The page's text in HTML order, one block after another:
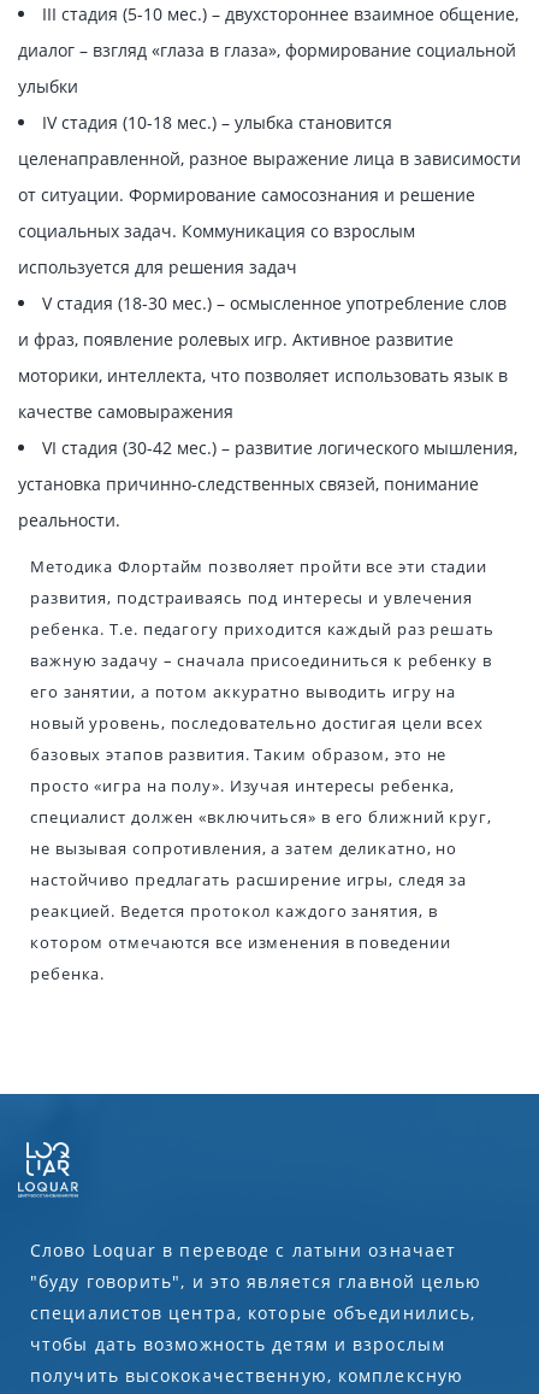
III стадия (5-10 мес.) – двухстороннее взаимное общение,
диалог – взгляд «глаза в глаза», формирование социальной
улыбки
IV стадия (10-18 мес.) – улыбка становится
целенаправленной, разное выражение лица в зависимости
от ситуации. Формирование самосознания и решение
социальных задач. Коммуникация со взрослым
используется для решения задач
V стадия (18-30 мес.) – осмысленное употребление слов
и фраз, появление ролевых игр. Активное развитие
моторики, интеллекта, что позволяет использовать язык в
качестве самовыражения
VI стадия (30-42 мес.) – развитие логического мышления,
установка причинно-следственных связей, понимание
реальности.
Методика Флортайм позволяет пройти все эти стадии
развития, подстраиваясь под интересы и увлечения
ребенка. Т.е. педагогу приходится каждый раз решать
важную задачу – сначала присоединиться к ребенку в
его занятии, а потом аккуратно выводить игру на
новый уровень, последовательно достигая цели всех
базовых этапов развития. Таким образом, это не
просто «игра на полу». Изучая интересы ребенка,
специалист должен «включиться» в его ближний круг,
не вызывая сопротивления, а затем деликатно, но
настойчиво предлагать расширение игры, следя за
реакцией. Ведется протокол каждого занятия, в
котором отмечаются все изменения в поведении
ребенка.
Слово Loquar в переводе с латыни означает
"буду говорить", и это является главной целью
специалистов центра, которые объединились,
чтобы дать возможность детям и взрослым
получить высококачественную, комплексную